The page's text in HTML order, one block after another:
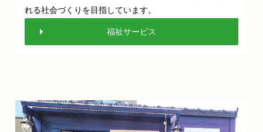
れる社会づくりを目指しています。
福祉サービス